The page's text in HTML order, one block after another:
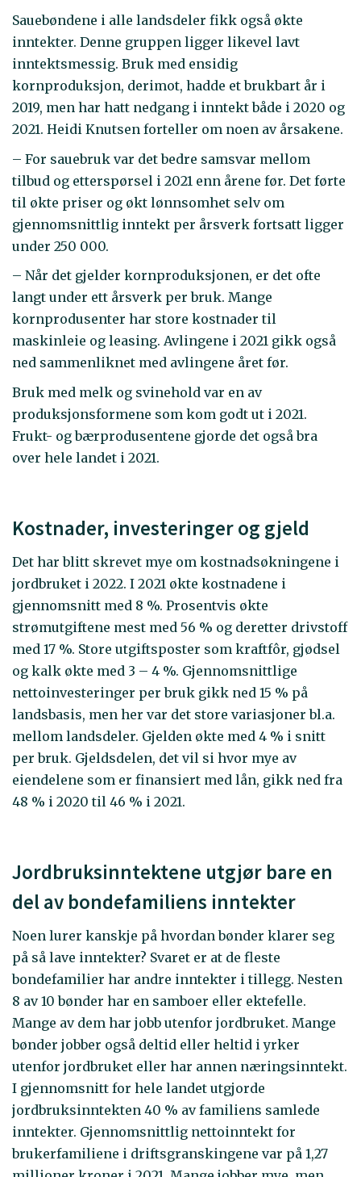
Sauebøndene i alle landsdeler fikk også økte
inntekter. Denne gruppen ligger likevel lavt
inntektsmessig. Bruk med ensidig
kornproduksjon, derimot, hadde et brukbart år i
2019, men har hatt nedgang i inntekt både i 2020 og
2021. Heidi Knutsen forteller om noen av årsakene.
– For sauebruk var det bedre samsvar mellom
tilbud og etterspørsel i 2021 enn årene før. Det førte
til økte priser og økt lønnsomhet selv om
gjennomsnittlig inntekt per årsverk fortsatt ligger
under 250 000.
– Når det gjelder kornproduksjonen, er det ofte
langt under ett årsverk per bruk. Mange
kornprodusenter har store kostnader til
maskinleie og leasing. Avlingene i 2021 gikk også
ned sammenliknet med avlingene året før.
Bruk med melk og svinehold var en av
produksjonsformene som kom godt ut i 2021.
Frukt- og bærprodusentene gjorde det også bra
over hele landet i 2021.
Kostnader, investeringer og gjeld
Det har blitt skrevet mye om kostnadsøkningene i
jordbruket i 2022. I 2021 økte kostnadene i
gjennomsnitt med 8 %. Prosentvis økte
strømutgiftene mest med 56 % og deretter drivstoff
med 17 %. Store utgiftsposter som kraftfôr, gjødsel
og kalk økte med 3 – 4 %. Gjennomsnittlige
nettoinvesteringer per bruk gikk ned 15 % på
landsbasis, men her var det store variasjoner bl.a.
mellom landsdeler. Gjelden økte med 4 % i snitt
per bruk. Gjeldsdelen, det vil si hvor mye av
eiendelene som er finansiert med lån, gikk ned fra
48 % i 2020 til 46 % i 2021.
Jordbruksinntektene utgjør bare en
del av bondefamiliens inntekter
Noen lurer kanskje på hvordan bønder klarer seg
på så lave inntekter? Svaret er at de fleste
bondefamilier har andre inntekter i tillegg. Nesten
8 av 10 bønder har en samboer eller ektefelle.
Mange av dem har jobb utenfor jordbruket. Mange
bønder jobber også deltid eller heltid i yrker
utenfor jordbruket eller har annen næringsinntekt.
I gjennomsnitt for hele landet utgjorde
jordbruksinntekten 40 % av familiens samlede
inntekter. Gjennomsnittlig nettoinntekt for
brukerfamiliene i driftsgranskingene var på 1,27